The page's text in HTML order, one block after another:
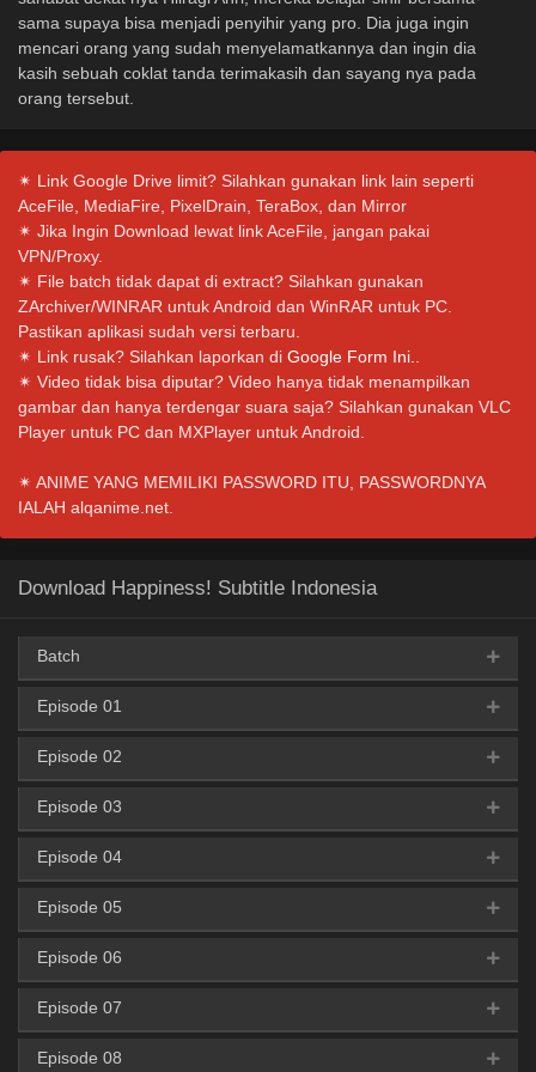
sama supaya bisa menjadi penyihir yang pro. Dia juga ingin
mencari orang yang sudah menyelamatkannya dan ingin dia
kasih sebuah coklat tanda terimakasih dan sayang nya pada
orang tersebut.
✴ Link Google Drive limit? Silahkan gunakan link lain seperti
AceFile, MediaFire, PixelDrain, TeraBox, dan Mirror
✴ Jika Ingin Download lewat link AceFile, jangan pakai
VPN/Proxy.
✴ File batch tidak dapat di extract? Silahkan gunakan
ZArchiver/WINRAR untuk Android dan WinRAR untuk PC.
Pastikan aplikasi sudah versi terbaru.
✴ Link rusak? Silahkan laporkan di Google Form Ini..
✴ Video tidak bisa diputar? Video hanya tidak menampilkan
gambar dan hanya terdengar suara saja? Silahkan gunakan VLC
Player untuk PC dan MXPlayer untuk Android.
✴ ANIME YANG MEMILIKI PASSWORD ITU, PASSWORDNYA
IALAH alqanime.net.
Download Happiness! Subtitle Indonesia
Batch
360p
Google Drive
HxFile
HxFile
Episode 01
360p HxFile
480p
Episode 02
360p HxFile
480p
Episode 03
360p HxFile
480p
Episode 04
360p HxFile
480p
Episode 05
360p HxFile
480p
Episode 06
360p HxFile
Episode 07
360p HxFile
Episode 08